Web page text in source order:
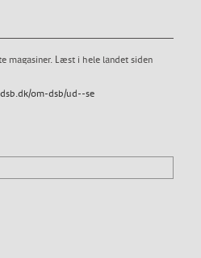
magasiner. Læst i hele landet siden
dsb.dk/om-dsb/ud--se